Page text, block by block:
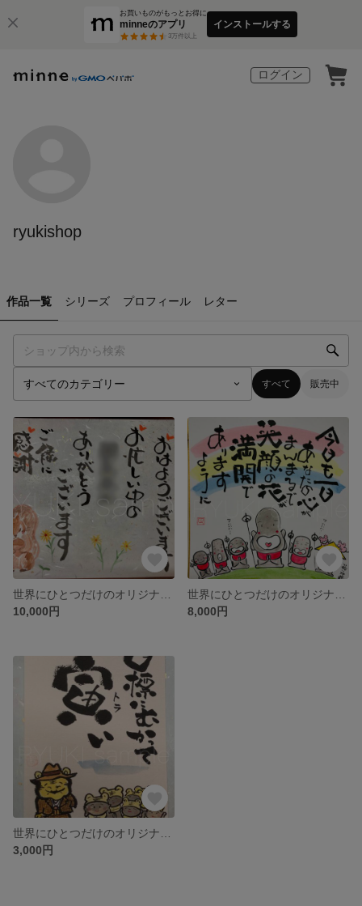
お買いものがもっとお得に
minneのアプリ
3万件以上
インストールする
ログイン
ryukishop
作品一覧 シリーズ プロフィール レター
すべて 販売中
10,000円
8,000円
3,000円